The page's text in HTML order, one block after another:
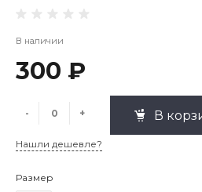
В наличии
300 ₽
- + В
Нашли дешевле?
Размер